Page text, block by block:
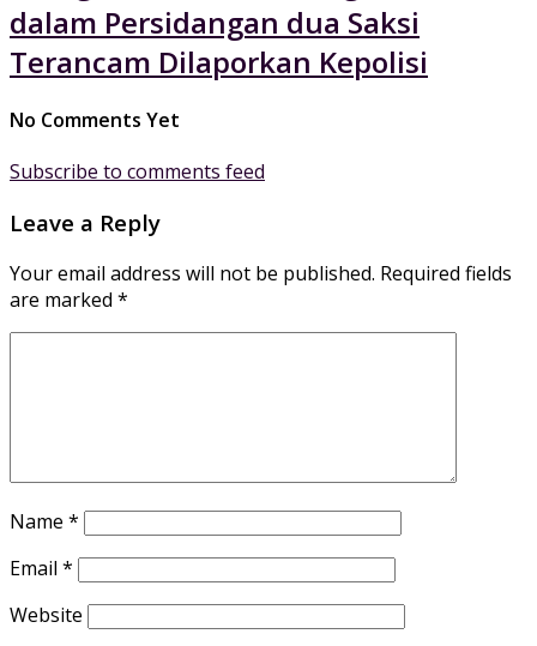
dalam Persidangan dua Saksi
Terancam Dilaporkan Kepolisi
No Comments Yet
Subscribe to comments feed
Leave a Reply
Your email address will not be published. Required fields
are marked *
Name *
Email *
Website